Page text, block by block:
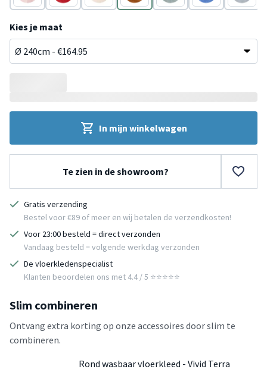
Roze Rood Beige TerracottaGroen Blauw
Grijs
Kies je maat
In mijn winkelwagen
Te zien in de showroom?
Gratis verzending
Bestel voor €89 of meer en wij betalen de verzendkosten!
Voor 23:00 besteld = direct verzonden
Vandaag besteld = volgende werkdag verzonden
De vloerkledenspecialist
Klanten beoordelen ons met 4.4 / 5 ⭐⭐⭐⭐⭐
Slim combineren
Ontvang extra korting op onze accessoires door slim te
combineren.
Rond wasbaar vloerkleed - Vivid Terra